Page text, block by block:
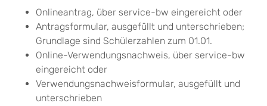
Onlineantrag, über service-bw eingereicht oder
Antragsformular, ausgefüllt und unterschrieben;
Grundlage sind Schülerzahlen zum 01.01.
Online-Verwendungsnachweis, über service-bw
eingereicht oder
Verwendungsnachweisformular, ausgefüllt und
unterschrieben